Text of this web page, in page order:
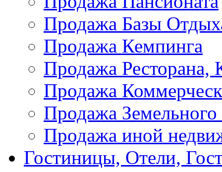
Продажа Базы
Продажа Кемпинга
Продажа Ресторана,
Продажа
Продажа Земельного
Продажа иной
Гостиницы, Отели,